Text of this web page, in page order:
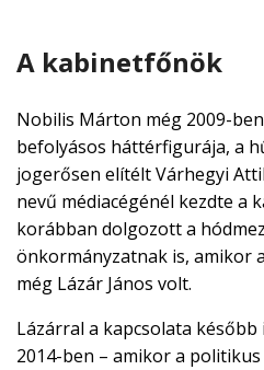
A kabinetfőnök
Nobilis Márton még 2009-
befolyásos háttérfigurája, a
jogerősen elítélt Várhegyi
nevű médiacégénél kezdte a
korábban dolgozott a
önkormányzatnak is, amikor
még Lázár János volt.
Lázárral a kapcsolata
2014-ben – amikor a politikus